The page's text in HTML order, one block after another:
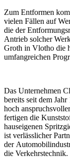
Zum Entformen
vielen Fällen auf
die der
Antrieb solcher
Groth in Vlotho die
umfangreichen
Das Unternehmen
bereits seit dem
hoch
fertigen die
hauseigenen
ist verlässlicher
der
die Verkehrstechnik.